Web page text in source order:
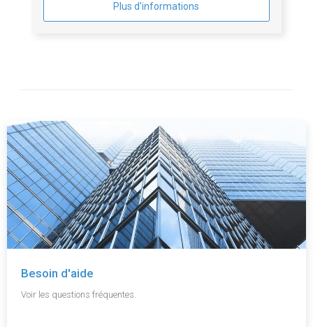
Plus d'informations
Besoin d'aide
Voir les questions fréquentes.